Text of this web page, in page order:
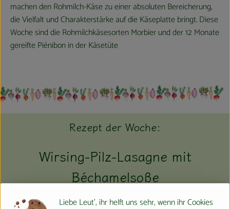
machen den Rohmilch-Käse zu einer absoluten Bereicherung,
die Vielfalt und Charakterstärke auf die Käseplatte bringt. Diese
Woche sind die Rohmilchkäsesorten Morbier und der 12 Monate
gereifte Piénibon in der Käsetüte
Rezept der Woche:
Wirsing-Pilz-Lasagne mit
Béchamelsoße
Liebe Leut', ihr helft uns sehr, wenn ihr Cookies